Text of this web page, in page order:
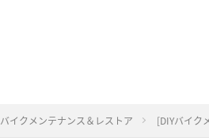
バイクメンテナンス＆レストア [DIYバイク